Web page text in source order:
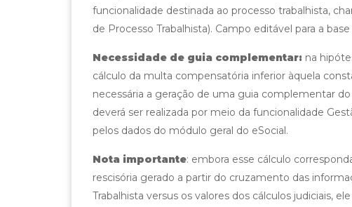
funcionalidade destinada ao processo trabalhista,
de Processo Trabalhista). Campo editável para a
Necessidade de guia complementar: na
cálculo da multa compensatória inferior àquela
necessária a geração de uma guia complementar
deverá ser realizada por meio da funcionalidade
pelos dados do módulo geral do eSocial.
Nota importante: embora esse cálculo
rescisória gerado a partir do cruzamento das
Trabalhista versus os valores dos cálculos judiciais,